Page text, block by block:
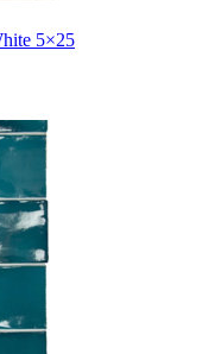
5×25